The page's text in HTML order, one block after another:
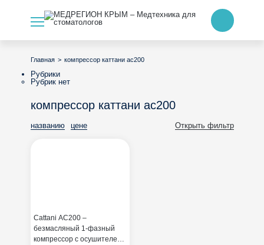
Главная > компрессор каттани ас200
Рубрики
Рубрик нет
компрессор каттани ас200
названию цене Открыть фильтр
Cattani AC200 –
безмасляный 1-фазный
компрессор с осушителем